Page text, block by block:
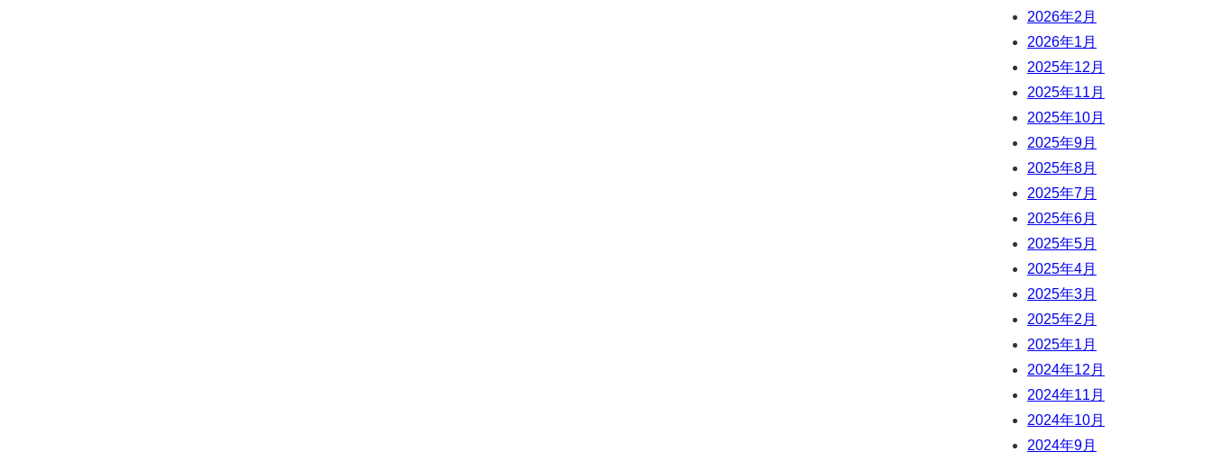
2026年2月
2026年1月
2025年12月
2025年11月
2025年10月
2025年9月
2025年8月
2025年7月
2025年6月
2025年5月
2025年4月
2025年3月
2025年2月
2025年1月
2024年12月
2024年11月
2024年10月
2024年9月